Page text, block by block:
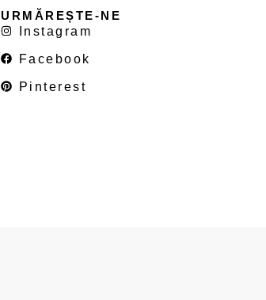
URMĂREȘTE-NE
Instagram
Facebook
Pinterest